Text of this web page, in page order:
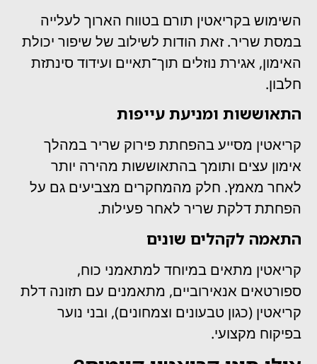
השימוש בקריאטין תורם בטווח הארוך לעלייה
במסת שריר. זאת הודות לשילוב של שיפור יכולת
האימון, אגירת נוזלים תוך־תאיים ועידוד סינתזת
חלבון.
התאוששות ומניעת עייפות
קריאטין מסייע בהפחתת פירוק שריר במהלך
אימון עצים ותומך בהתאוששות מהירה יותר
לאחר מאמץ. חלק מהמחקרים מצביעים גם על
הפחתת דלקת שריר לאחר פעילות.
התאמה לקהלים שונים
קריאטין מתאים במיוחד למתאמני כוח,
ספורטאים אנאירוביים, מתאמנים עם תזונה דלת
קריאטין (כגון טבעונים וצמחונים), ובני נוער
בפיקוח מקצועי.